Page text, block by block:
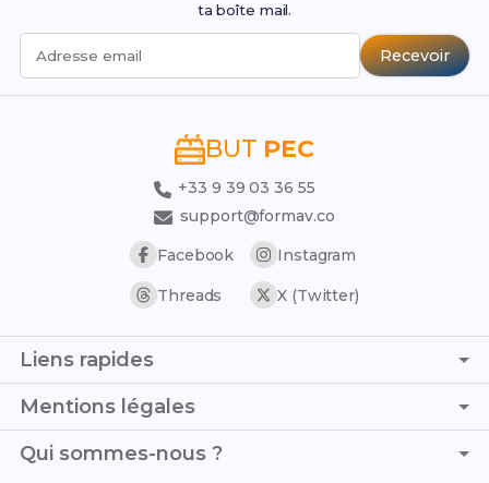
ta boîte mail.
Adresse email Recevoir
BUT PEC
+33 9 39 03 36 55
support@formav.co
Facebook
Instagram
Threads X (Twitter)
Liens rapides
Page d'accueil
Trouver son stage
Trouver son alternance
Mentions légales
C.G.V. - C.G.U.
Qui sommes-nous ?